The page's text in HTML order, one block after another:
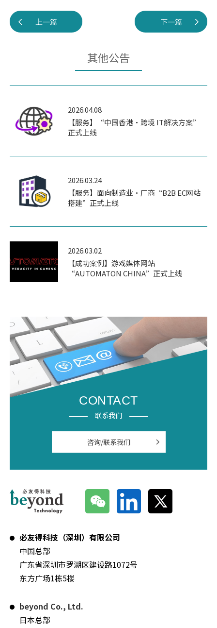
上一篇 下一篇
其他公告
2026.04.08
【服务】“中国香港・跨境 IT解决方案”
正式上线
2026.03.24
【服务】面向制造业・厂商“B2B EC网站
搭建”正式上线
2026.03.02
【成功案例】游戏媒体网站
“AUTOMATON CHINA”正式上线
CONTACT
联系我们
咨询/联系我们
必友得科技（深圳）有限公司
中国总部
广东省深圳市罗湖区建设路1072号
东方广场1栋5楼
beyond Co., Ltd.
日本总部